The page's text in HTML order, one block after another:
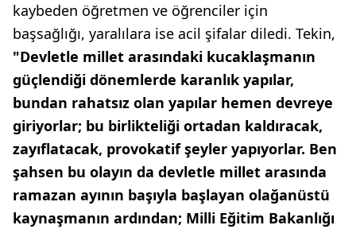
kaybeden öğretmen ve öğrenciler için
başsağlığı, yaralılara ise acil şifalar diledi. Tekin,
"Devletle millet arasındaki kucaklaşmanın
güçlendiği dönemlerde karanlık yapılar,
bundan rahatsız olan yapılar hemen devreye
giriyorlar; bu birlikteliği ortadan kaldıracak,
zayıflatacak, provokatif şeyler yapıyorlar. Ben
şahsen bu olayın da devletle millet arasında
ramazan ayının başıyla başlayan olağanüstü
kaynaşmanın ardından; Milli Eğitim Bakanlığı